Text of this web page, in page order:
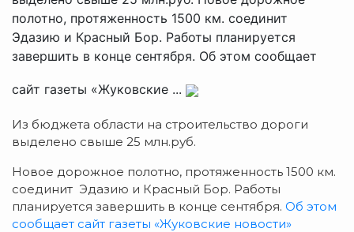
полотно, протяженность 1500 км. соединит
Эдазию и Красный Бор. Работы планируется
завершить в конце сентября. Об этом сообщает
сайт газеты «Жуковские ...
Из бюджета области на строительство дороги
выделено свыше 25 млн.руб.
Новое дорожное полотно, протяженность 1500 км.
соединит Эдазию и Красный Бор. Работы
планируется завершить в конце сентября. Об этом
сообщает сайт газеты «Жуковские новости»